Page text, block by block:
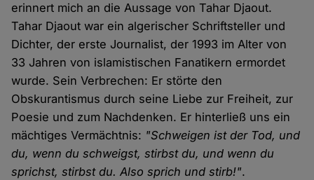
erinnert mich an die Aussage von Tahar Djaout.
Tahar Djaout war ein algerischer Schriftsteller und
Dichter, der erste Journalist, der 1993 im Alter von
33 Jahren von islamistischen Fanatikern ermordet
wurde. Sein Verbrechen: Er störte den
Obskurantismus durch seine Liebe zur Freiheit, zur
Poesie und zum Nachdenken. Er hinterließ uns ein
mächtiges Vermächtnis: "Schweigen ist der Tod, und
du, wenn du schweigst, stirbst du, und wenn du
sprichst, stirbst du. Also sprich und stirb!".